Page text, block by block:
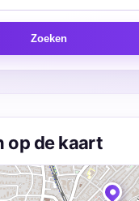
Zoeken
op de kaart